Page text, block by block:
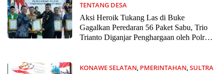
TENTANG DESA
1 Juli 2026
Aksi Heroik Tukang Las di Buke
Gagalkan Peredaran 56 Paket Sabu, Trio
Trianto Diganjar Penghargaan oleh Polres
KONAWE SELATAN, PMERINTAHAN,SULTRA